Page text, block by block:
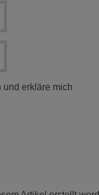
und erkläre mich